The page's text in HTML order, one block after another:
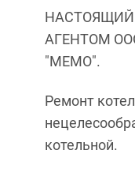
АГЕНТОМ
"МЕМО".
Ремонт
котельной.